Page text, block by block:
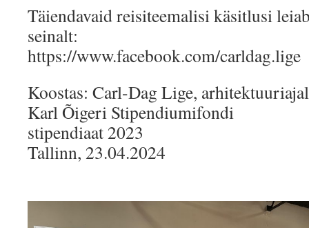
Täiendavaid reisiteemalisi käsitlusi
seinalt:
https://www.facebook.com/carldag.lige
Koostas: Carl-Dag Lige,
Karl Õigeri Stipendiumifondi
stipendiaat 2023
Tallinn, 23.04.2024